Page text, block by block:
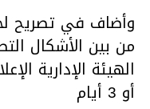
وأضاف في تصريح
من بين الأشكال
الهيئة الإدارية
أو 3 أيام